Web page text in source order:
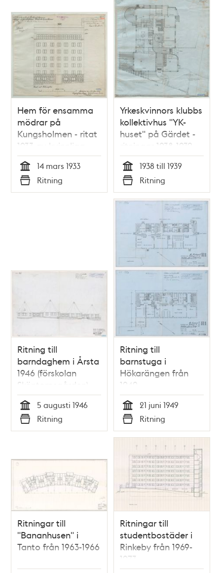
Hem för ensamma
mödrar på
Kungsholmen - ritat
1933 av kvinnliga
arkitektpionjärer
Tid
14 mars 1933
Typ
Ritning
Yrkeskvinnors klubbs
kollektivhus "YK-
huset" på Gärdet -
ritningar 1938-1939
Tid
1938 till 1939
Typ
Ritning
Ritning till
barndaghem i Årsta
1946 (förskolan
Sköntorpsgården)
Tid
5 augusti 1946
Typ
Ritning
Ritning till
barnstuga i
Hökarängen från
1949
Tid
21 juni 1949
Typ
Ritning
Ritningar till
"Bananhusen" i
Tanto från 1963-1966
Ritningar till
studentbostäder i
Rinkeby från 1969-
1973